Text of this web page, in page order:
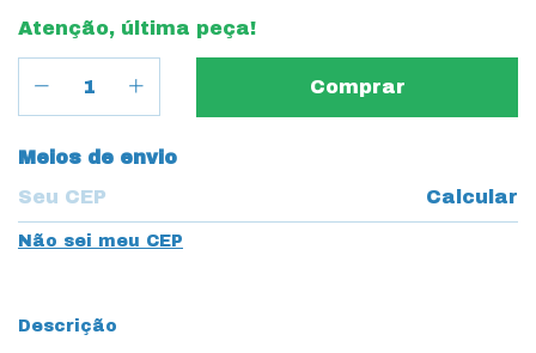
Atenção, última peça!
Entregas para o CEP:
Meios de envio
Calcular
Não sei meu CEP
Descrição